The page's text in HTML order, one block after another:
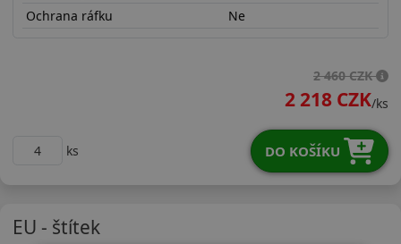
Ochrana ráfku
Ne
2 460 CZK
2 218 CZK/ks
ks DO KOŠÍKU
EU - štítek